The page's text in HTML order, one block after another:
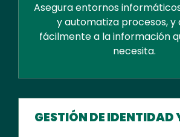
Asegura entornos
y automatiza procesos, y
fácilmente a la información
necesita.
GESTIÓN DE IDENTIDAD